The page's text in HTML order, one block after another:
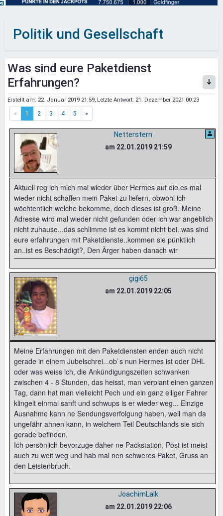
Politik und Gesellschaft
Was sind eure Paketdienst
Erfahrungen?
Erstellt am: 22. Januar 2019 21:59, Letzte Antwort: 21. Dezember 2021 00:23
« 1 2 3 4 5 »
Netterstern
am 22.01.2019 21:59
Aktuell reg ich mich mal wieder über Hermes auf die es mal
wieder nicht schaffen mein Paket zu liefern, obwohl ich
wöchtentlich welche bekomme, doch dieses ist groß. Meine
Adresse wird mal wieder nicht gefunden oder ich war angeblich
nicht zuhause...das schlimme ist es kommt nicht bei..was sind
eure erfahrungen mit Paketdienste..kommen sie pünktlich
an..ist es Beschädigt?, Den Ärger haben danach wir
gigi65
am 22.01.2019 22:05
Meine Erfahrungen mit den Paketdiensten enden auch nicht
gerade in einem Jubelschrei...ob`s nun Hermes ist oder DHL
oder was weiss ich, die Ankündigungszeiten schwanken
zwischen 4 - 8 Stunden, das heisst, man verplant einen ganzen
Tag, dann hat man vielleicht Pech und ein ganz eiliger Fahrer
klingelt einmal sanft und schwups is er wieder weg... Einzige
Ausnahme kann ne Sendungsverfolgung haben, weil man da
ungefähr ahnen kann, in welchem Teil Deutschlands sie sich
gerade befinden.
Ich persönlich bevorzuge daher ne Packstation, Post ist meist
auch zu weit weg und hab mal nen schweres Paket, Gruss an
den Leistenbruch.
JoachimLalk
am 22.01.2019 22:06